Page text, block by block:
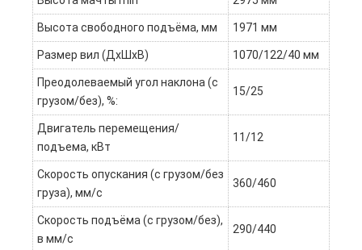
Высота свободного подъёма, мм 1971 мм
Размер вил (ДxШхВ) 1070/122/40 мм
Преодолеваемый угол наклона (с
грузом/без), %:
15/25
Двигатель перемещения/
подъема, кВт
11/12
Скорость опускания (с грузом/без
груза), мм/с
360/460
Скорость подъёма (с грузом/без),
в мм/c
290/440